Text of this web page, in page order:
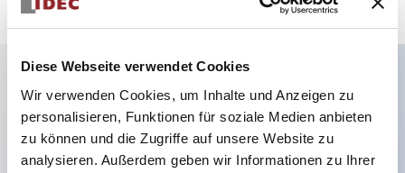
Diese Webseite verwendet Cookies
Wir verwenden Cookies, um Inhalte und Anzeigen zu
personalisieren, Funktionen für soziale Medien anbieten
zu können und die Zugriffe auf unsere Website zu
analysieren. Außerdem geben wir Informationen zu Ihrer
Hauptmerkmale
Magnetventilschloss, 1NC+1NC Haupt 2NC Tür